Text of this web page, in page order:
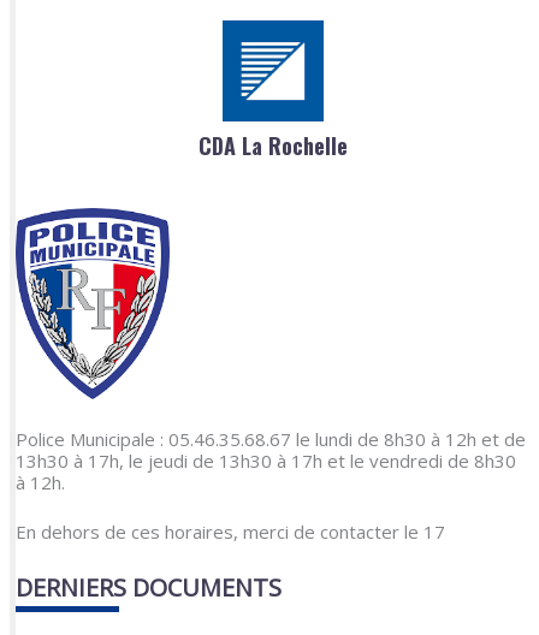
CDA La Rochelle
Police Municipale : 05.46.35.68.67 le lundi de 8h30 à 12h et de
13h30 à 17h, le jeudi de 13h30 à 17h et le vendredi de 8h30
à 12h.
En dehors de ces horaires, merci de contacter le 17
DERNIERS DOCUMENTS